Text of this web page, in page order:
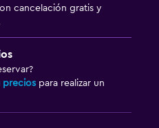
cancelación gratis y
precios para realizar un